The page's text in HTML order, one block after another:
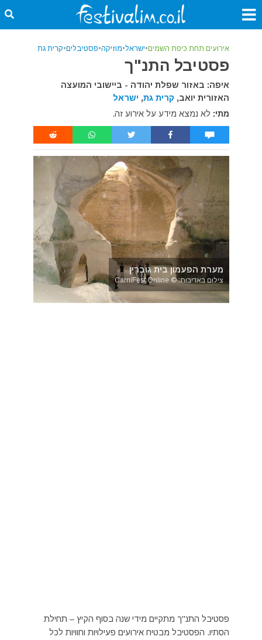
אירועים תחת כיפת השמים•ישראל•מוזיקה•פסטיבלים•קרית גת
פסטיבל התנ"ך
איפה: באזור שפלת יהודה - ביישובי המועצה
האזורית יואב, קרית גת, ישראל
מתי: לא נמצא מידע על אירוע זה.
מערת הפעמון בית גוברין
צילום באדיבות: © CarniFest Online
פסטיבל התנ"ך מתקיים מידי שנה בסוף הקיץ – תחילת
הסתיו. הפסטיבל מבטיח אירועים פעילויות וחוויות לכל